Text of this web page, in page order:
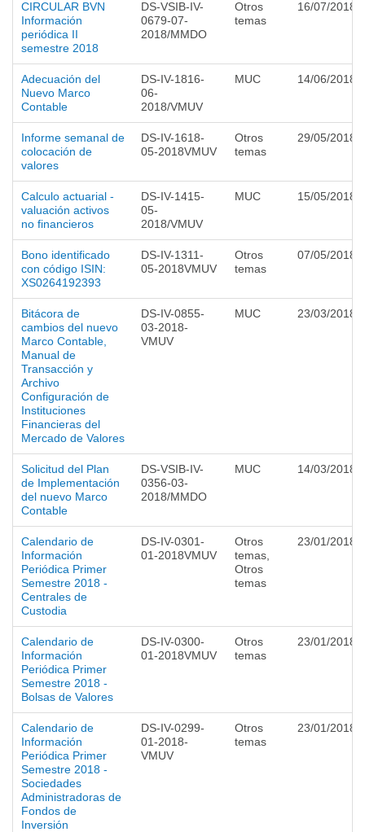
CIRCULAR BVN
Información
periódica II
semestre 2018
DS-VSIB-IV-
0679-07-
2018/MMDO
Otros
temas
16/07/2018
Adecuación del
Nuevo Marco
Contable
DS-IV-1816-
06-
2018/VMUV
MUC 14/06/2018
Informe semanal de
colocación de
valores
DS-IV-1618-
05-2018VMUV
Otros
temas
29/05/2018
Calculo actuarial -
valuación activos
no financieros
DS-IV-1415-
05-
2018/VMUV
MUC 15/05/2018
Bono identificado
con código ISIN:
XS0264192393
DS-IV-1311-
05-2018VMUV
Otros
temas
07/05/2018
Bitácora de
cambios del nuevo
Marco Contable,
Manual de
Transacción y
Archivo
Configuración de
Instituciones
Financieras del
Mercado de Valores
DS-IV-0855-
03-2018-
VMUV
MUC 23/03/2018
Solicitud del Plan
de Implementación
del nuevo Marco
Contable
DS-VSIB-IV-
0356-03-
2018/MMDO
MUC 14/03/2018
Calendario de
Información
Periódica Primer
Semestre 2018 -
Centrales de
Custodia
DS-IV-0301-
01-2018VMUV
Otros
temas,
Otros
temas
23/01/2018
Calendario de
Información
Periódica Primer
Semestre 2018 -
Bolsas de Valores
DS-IV-0300-
01-2018VMUV
Otros
temas
23/01/2018
Calendario de
Información
Periódica Primer
Semestre 2018 -
Sociedades
Administradoras de
Fondos de
Inversión
DS-IV-0299-
01-2018-
VMUV
Otros
temas
23/01/2018